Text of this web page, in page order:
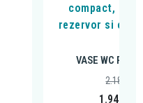
compact,
rezervor si
VASE WC PE
1.949,00
2.180,68